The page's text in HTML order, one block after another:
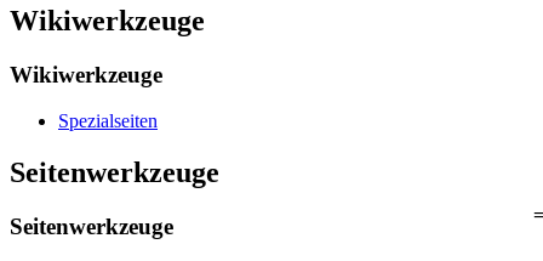
Wikiwerkzeuge
Wikiwerkzeuge
Spezialseiten
Seitenwerkzeuge
Seitenwerkzeuge